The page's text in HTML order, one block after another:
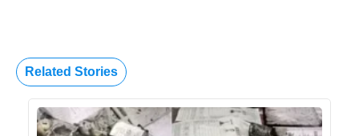
Related Stories